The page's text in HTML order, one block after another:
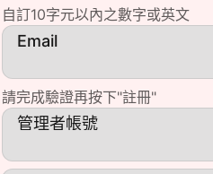
自訂10字元以內之數字或英文
Email
請完成驗證再按下"註冊"
管理者帳號